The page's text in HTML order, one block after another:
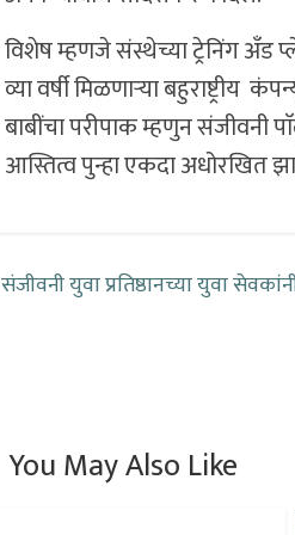
विशेष म्हणजे संस्थेच्या ट्रेनिंग अँड
व्या वर्षी मिळणाऱ्या
बाबींचा परीपाक म्हणुन संजीवनी
आस्तित्व पुन्हा एकदा अधोरखित
संजीवनी युवा प्रतिष्ठानच्या युवा
You May Also Like